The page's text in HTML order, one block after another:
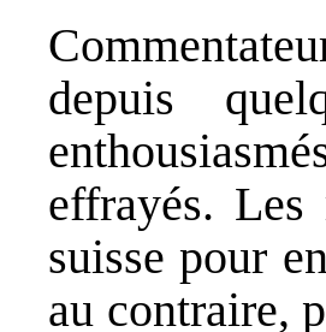
depuis
effrayés. Les
suisse pour
au contraire,